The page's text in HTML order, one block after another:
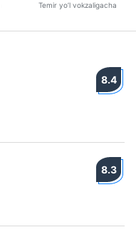
Temir yo’l vokzaligacha
8.4
8.3